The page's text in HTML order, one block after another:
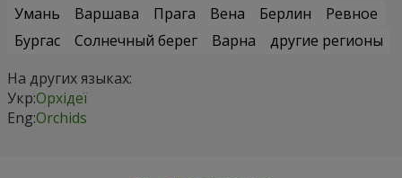
Умань
Варшава Прага Вена Берлин
Ревное
Бургас
Солнечный берег Варна
другие регионы
На других языках:
Укр:Орхідеї
Eng:Orchids